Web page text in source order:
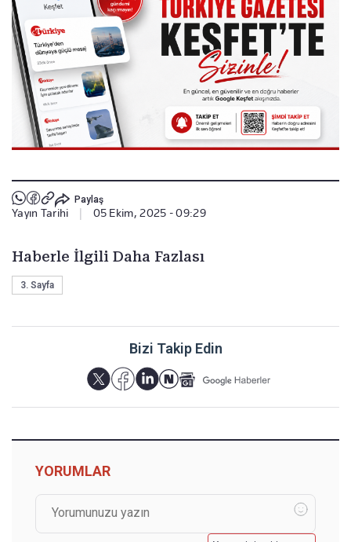
Paylaş
Yayın Tarihi 05 Ekim, 2025 - 09:29
Haberle İlgili Daha Fazlası
3. Sayfa
Bizi Takip Edin
YORUMLAR